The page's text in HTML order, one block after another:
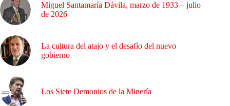
Miguel Santamaría Dávila, marzo de 1933 – julio
de 2026
La cultura del atajo y el desafío del nuevo
gobierno
Los Siete Demonios de la Minería